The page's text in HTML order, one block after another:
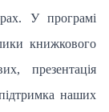
У програмі
книжкового
презентація
наших